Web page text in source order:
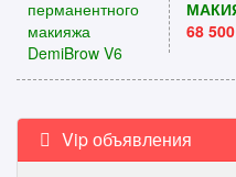
68 500
Vip объявления